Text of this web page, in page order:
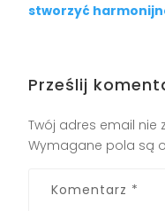
stworzyć
Prześlij
Twój adres email nie
Wymagane pola są